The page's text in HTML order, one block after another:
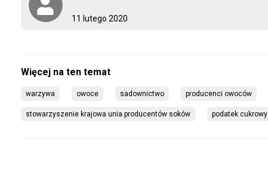
11 lutego 2020
warzywa owoce sadownictwo producenci owoców
stowarzyszenie krajowa unia producentów soków podatek cukrowy